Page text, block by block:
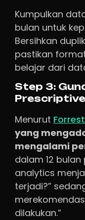
Kumpulkan
bulan untuk
Bersihkan
pastikan
belajar dari
Step 3:
Menurut
yang
mengalami
dalam 12
analytics
terjadi?”
dilakukan.”